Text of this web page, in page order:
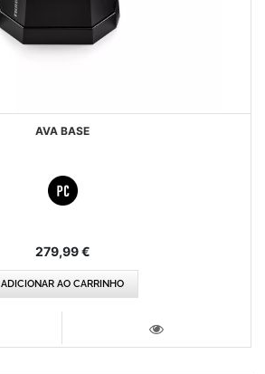
AVA BASE
279,99 €
ADICIONAR AO CARRINHO